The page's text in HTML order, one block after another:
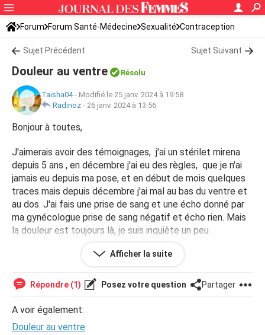
Forum Forum Santé-Médecine Sexualité Contraception
Sujet Précédent Sujet Suivant
Douleur au ventre Résolu
Taisha04- Modifié le 25 janv. 2024 à 19:58
Radinoz - 26 janv. 2024 à 13:56
Bonjour à toutes,
J'aimerais avoir des témoignages, j'ai un stérilet mirena
depuis 5 ans , en décembre j'ai eu des règles, que je n'ai
jamais eu depuis ma pose, et en début de mois quelques
traces mais depuis décembre j'ai mal au bas du ventre et
au dos. J'ai fais une prise de sang et une écho donné par
ma gynécologue prise de sang négatif et écho rien. Mais
la douleur est toujours là, je suis inquiète un peu .
Si quelqu'un a eu le même soucis ma mère dit que sa peut
vous en pensez quoi?
Afficher la suite
Répondre (1) Posez votre question Partager
A voir également:
Douleur au ventre